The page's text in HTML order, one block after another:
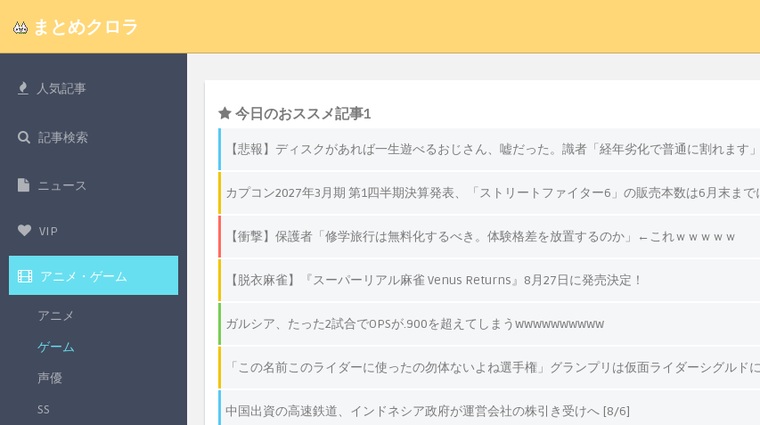
まとめクロラ
人気記事
記事検索
ニュース
VIP
アニメ・ゲーム
アニメ
ゲーム
声優
SS